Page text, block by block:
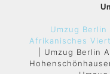
Umzug
Afrikanisches
| Umzug Berlin